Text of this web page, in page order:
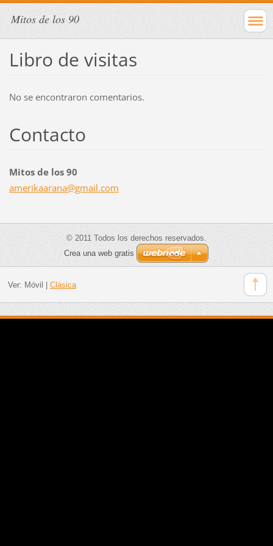
Mitos de los 90
Libro de visitas
No se encontraron comentarios.
Contacto
Mitos de los 90
amerikaarana@gmail.com
© 2011 Todos los derechos reservados.
Crea una web gratis
Ver: Móvil Clásica